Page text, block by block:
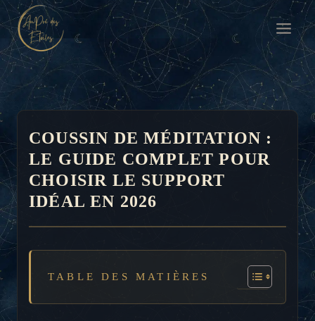
Aller
au
contenu
COUSSIN DE MÉDITATION :
LE GUIDE COMPLET POUR
CHOISIR LE SUPPORT
IDÉAL EN 2026
TABLE DES MATIÈRES